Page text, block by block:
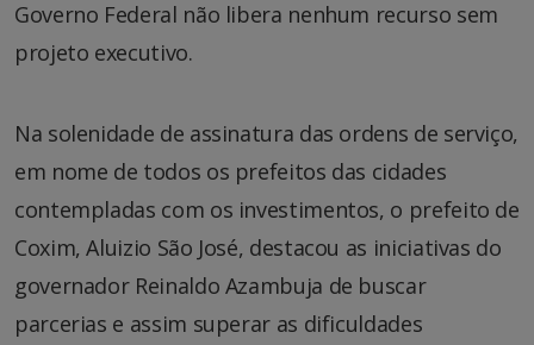
Governo Federal não libera nenhum recurso sem
projeto executivo.
Na solenidade de assinatura das ordens de serviço,
em nome de todos os prefeitos das cidades
contempladas com os investimentos, o prefeito de
Coxim, Aluizio São José, destacou as iniciativas do
governador Reinaldo Azambuja de buscar
parcerias e assim superar as dificuldades